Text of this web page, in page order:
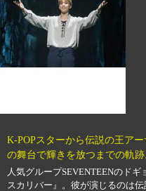
K-POPスターから伝説の王ア
の舞台で輝きを放つまでの軌跡
人気グループSEVENTEENのド
スカリバー』。彼が演じるのは